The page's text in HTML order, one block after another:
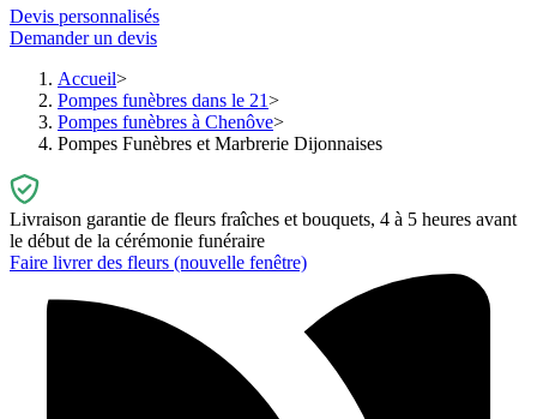
Devis personnalisés
Demander un devis
Accueil
Pompes funèbres dans le 21
Pompes funèbres à Chenôve
Pompes Funèbres et Marbrerie Dijonnaises
Livraison garantie de fleurs fraîches et bouquets, 4 à 5 heures avant
le début de la cérémonie funéraire
Faire livrer des fleurs (nouvelle fenêtre)